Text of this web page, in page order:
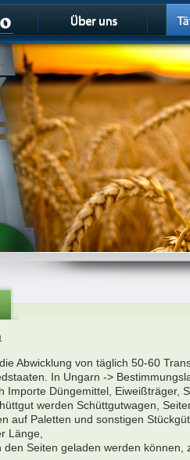
Abwicklung von täglich 50-60
In Ungarn ->
Importe Düngemittel, Eiweißträger,
werden Schüttgutwagen,
auf Paletten und sonstigen
Länge,
Seiten geladen werden können,